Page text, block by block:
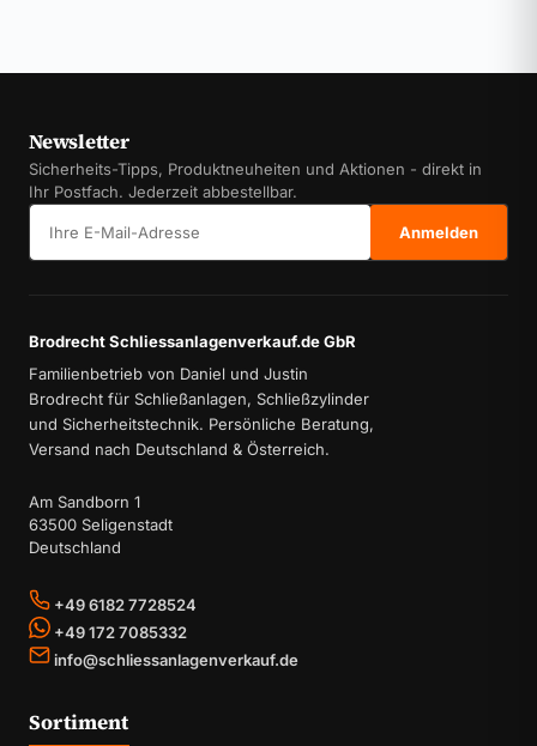
Newsletter
Sicherheits-Tipps, Produktneuheiten und Aktionen - direkt in
Ihr Postfach. Jederzeit abbestellbar.
Anmelden
Brodrecht Schliessanlagenverkauf.de GbR
Familienbetrieb von Daniel und Justin
Brodrecht für Schließanlagen, Schließzylinder
und Sicherheitstechnik. Persönliche Beratung,
Versand nach Deutschland & Österreich.
Am Sandborn 1
63500 Seligenstadt
Deutschland
+49 6182 7728524
+49 172 7085332
info@schliessanlagenverkauf.de
Sortiment